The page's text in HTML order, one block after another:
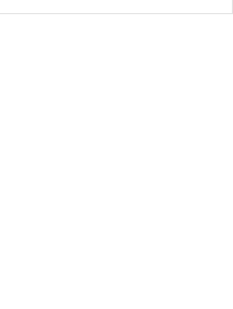
frekvence 60 Hz, UHD